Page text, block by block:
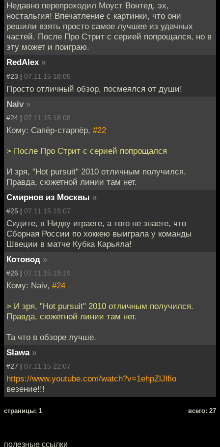
Недавно перепроходил Моуст Вонтед, эх,
ностальгия! Впечатление с картинки, что они
решили взять просто самое лучшее из удачных
частей. После Про Стрит с серией попрощался, но в
эту может и поиграю.
RedAlex »
#23 | 07.11.15 18:05
Просто отличный обзор, посмеялся от души!
Naiv »
#24 | 07.11.15 18:08
Кому: Сапёр-старпёр, #22
> После Про Стрит с серией попрощался
И зря, "Hot pursuit" 2010 отличным получился.
Правда, сюжетной линии там нет.
Смирнов из Москвы »
#25 | 07.11.15 19:07
Сидите, в Нидку играете, а того не знаете, что
Сборная России по хоккею выиграла у команды
Швеции в матче Кубка Карьяла!
Котовод »
#26 | 07.11.15 19:19
Кому: Naiv, #24
> И зря, "Hot pursuit" 2010 отличным получился.
Правда, сюжетной линии там нет.
Та что в обзоре лучше.
Slawa »
#27 | 07.11.15 22:07
https://www.youtube.com/watch?v=1ehpZlJlfio
везение!!!
cтраницы: 1 всего: 27
полезные ссылки